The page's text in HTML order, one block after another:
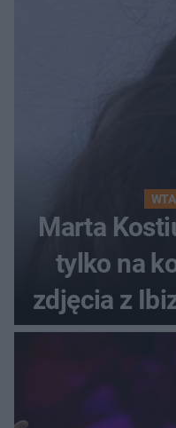
Marta
tylko na
zdjęcia z